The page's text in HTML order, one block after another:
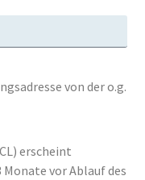
von der o.g.
erscheint
vor Ablauf des